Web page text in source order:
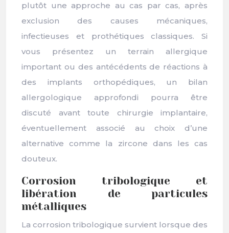
plutôt une approche au cas par cas, après
exclusion des causes mécaniques,
infectieuses et prothétiques classiques. Si
vous présentez un terrain allergique
important ou des antécédents de réactions à
des implants orthopédiques, un bilan
allergologique approfondi pourra être
discuté avant toute chirurgie implantaire,
éventuellement associé au choix d’une
alternative comme la zircone dans les cas
douteux.
Corrosion tribologique et
libération de particules
métalliques
La corrosion tribologique survient lorsque des